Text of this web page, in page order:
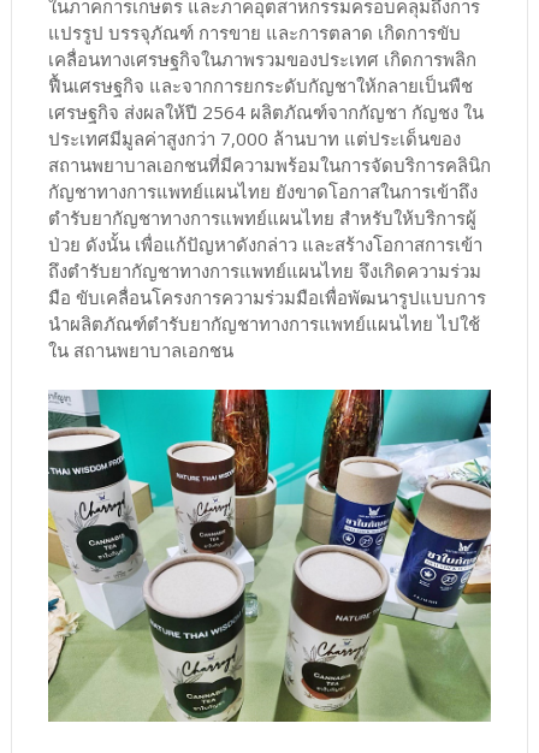
ในภาคการเกษตร และภาคอุตสาหกรรมครอบคลุมถึงการ
แปรรูป บรรจุภัณฑ์ การขาย และการตลาด เกิดการขับ
เคลื่อนทางเศรษฐกิจในภาพรวมของประเทศ เกิดการพลิก
ฟื้นเศรษฐกิจ และจากการยกระดับกัญชาให้กลายเป็นพืช
เศรษฐกิจ ส่งผลให้ปี 2564 ผลิตภัณฑ์จากกัญชา กัญชง ใน
ประเทศมีมูลค่าสูงกว่า 7,000 ล้านบาท แต่ประเด็นของ
สถานพยาบาลเอกชนที่มีความพร้อมในการจัดบริการคลินิก
กัญชาทางการแพทย์แผนไทย ยังขาดโอกาสในการเข้าถึง
ตำรับยากัญชาทางการแพทย์แผนไทย สำหรับให้บริการผู้
ป่วย ดังนั้น เพื่อแก้ปัญหาดังกล่าว และสร้างโอกาสการเข้า
ถึงตำรับยากัญชาทางการแพทย์แผนไทย จึงเกิดความร่วม
มือ ขับเคลื่อนโครงการความร่วมมือเพื่อพัฒนารูปแบบการ
นำผลิตภัณฑ์ตำรับยากัญชาทางการแพทย์แผนไทย ไปใช้
ใน สถานพยาบาลเอกชน